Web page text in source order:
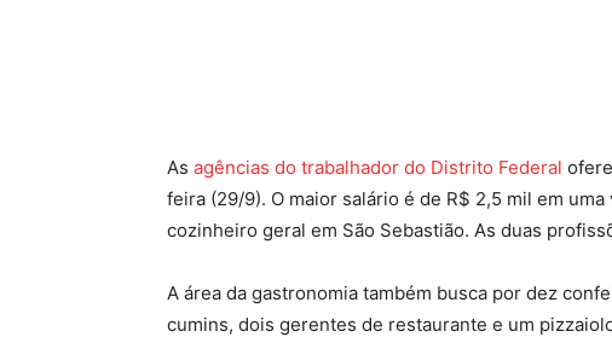
As agências do trabalhador do Distrito Federal
feira (29/9). O maior salário é de R$ 2,5 mil em
cozinheiro geral em São Sebastião. As duas
A área da gastronomia também busca por dez
cumins, dois gerentes de restaurante e um